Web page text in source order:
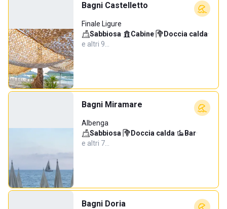
Bagni Castelletto
Finale Ligure
Sabbiosa· Cabine· Doccia calda·
e altri 9…
Bagni Miramare
Albenga
Sabbiosa· Doccia calda· Bar·
e altri 7…
Bagni Doria